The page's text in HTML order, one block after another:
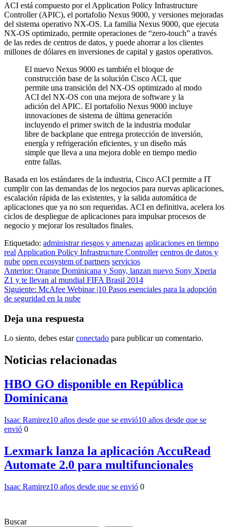
ACI está compuesto por el Application Policy Infrastructure
Controller (APIC), el portafolio Nexus 9000, y versiones mejoradas
del sistema operativo NX-OS. La familia Nexus 9000, que ejecuta
NX-OS optimizado, permite operaciones de “zero-touch” a través
de las redes de centros de datos, y puede ahorrar a los clientes
millones de dólares en inversiones de capital y gastos operativos.
El nuevo Nexus 9000 es también el bloque de
construcción base de la solución Cisco ACI, que
permite una transición del NX-OS optimizado al modo
ACI del NX-OS con una mejora de software y la
adición del APIC. El portafolio Nexus 9000 incluye
innovaciones de sistema de última generación
incluyendo el primer switch de la industria modular
libre de backplane que entrega protección de inversión,
energía y refrigeración eficientes, y un diseño más
simple que lleva a una mejora doble en tiempo medio
entre fallas.
Basada en los estándares de la industria, Cisco ACI permite a IT
cumplir con las demandas de los negocios para nuevas aplicaciones,
escalación rápida de las existentes, y la salida automática de
aplicaciones que ya no son requeridas. ACI en definitiva, acelera los
ciclos de despliegue de aplicaciones para impulsar procesos de
negocio y mejorar los resultados finales.
Etiquetado: administrar riesgos y amenazas aplicaciones en tiempo
real Application Policy Infrastructure Controller centros de datos y
nube open ecosystem of partners servicios
Navegación
de
entradas
Anterior: Orange Dominicana y Sony, lanzan nuevo Sony Xperia
Z1 y te llevan al mundial FIFA Brasil 2014
Siguiente: McAfee Webinar |10 Pasos esenciales para la adopción
de seguridad en la nube
Deja una respuesta
Lo siento, debes estarconectado para publicar un comentario.
Noticias relacionadas
HBO GO disponible en República
Dominicana
Isaac Ramirez10 años desde que se envió10 años desde que se
envió 0
Lexmark lanza la aplicación AccuRead
Automate 2.0 para multifuncionales
Isaac Ramirez10 años desde que se envió 0
Buscar